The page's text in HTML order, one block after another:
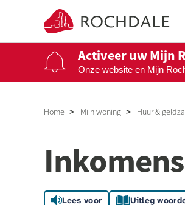
Naar de homepage
Activeer uw Mijn
Onze website en Mijn
Home Mijn woning Huur &
Lees voor Uitleg